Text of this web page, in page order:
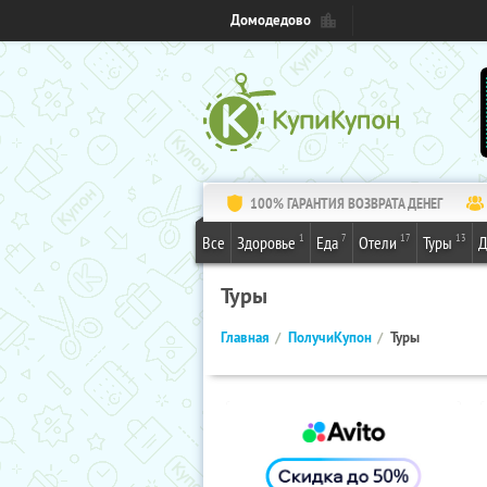
Домодедово
100% ГАРАНТИЯ ВОЗВРАТА ДЕНЕГ
Все Здоровье 1 Еда 7 Отели 17 Туры 13
Туры
Главная ПолучиКупон Туры